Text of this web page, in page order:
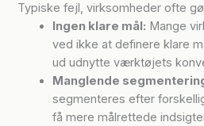
Typiske fejl, virksomheder ofte
Ingen klare mål: Mange
ved ikke at definere klare
ud udnytte værktøjets
Manglende
segmenteres efter
få mere målrettede